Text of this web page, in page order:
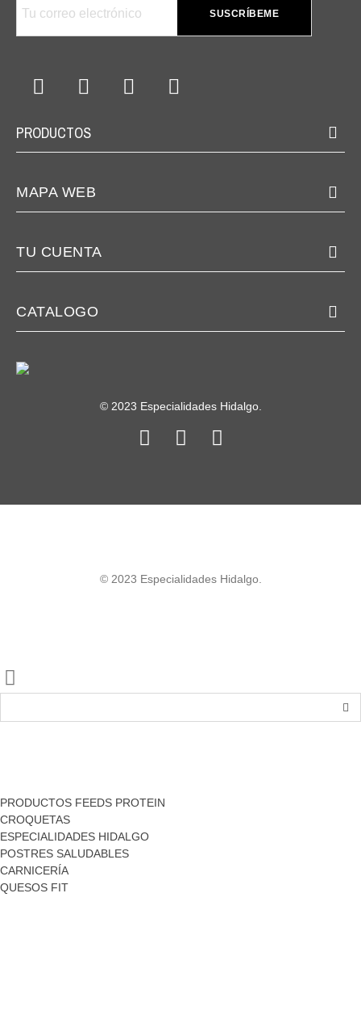
SUSCRÍBEME
PRODUCTOS
MAPA WEB
TU CUENTA
CATALOGO
© 2023 Especialidades Hidalgo.
© 2023 Especialidades Hidalgo.
PRODUCTOS FEEDS PROTEIN
CROQUETAS
ESPECIALIDADES HIDALGO
POSTRES SALUDABLES
CARNICERÍA
QUESOS FIT